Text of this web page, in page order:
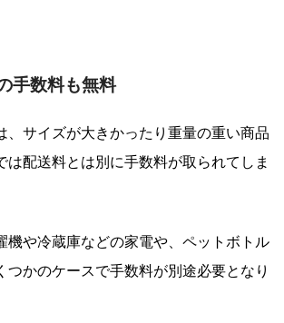
手数料も無料
、サイズが大きかったり重量の重い商品
は配送料とは別に手数料が取られてしま
機や冷蔵庫などの家電や、ペットボトル
つかのケースで手数料が別途必要となり